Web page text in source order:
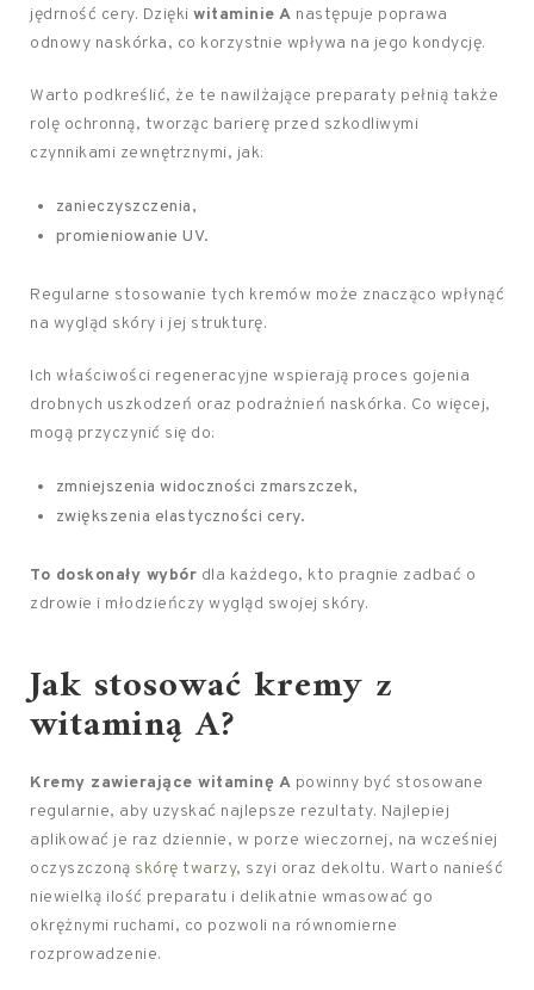
jędrność cery. Dzięki witaminie A następuje poprawa
odnowy naskórka, co korzystnie wpływa na jego kondycję.
Warto podkreślić, że te nawilżające preparaty pełnią także
rolę ochronną, tworząc barierę przed szkodliwymi
czynnikami zewnętrznymi, jak:
zanieczyszczenia,
promieniowanie UV.
Regularne stosowanie tych kremów może znacząco wpłynąć
na wygląd skóry i jej strukturę.
Ich właściwości regeneracyjne wspierają proces gojenia
drobnych uszkodzeń oraz podrażnień naskórka. Co więcej,
mogą przyczynić się do:
zmniejszenia widoczności zmarszczek,
zwiększenia elastyczności cery.
To doskonały wybór dla każdego, kto pragnie zadbać o
zdrowie i młodzieńczy wygląd swojej skóry.
Jak stosować kremy z
witaminą A?
Kremy zawierające witaminę A powinny być stosowane
regularnie, aby uzyskać najlepsze rezultaty. Najlepiej
aplikować je raz dziennie, w porze wieczornej, na wcześniej
oczyszczoną skórę twarzy, szyi oraz dekoltu. Warto nanieść
niewielką ilość preparatu i delikatnie wmasować go
okrężnymi ruchami, co pozwoli na równomierne
rozprowadzenie.